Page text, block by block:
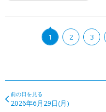
1 2 3
前の日を見る
2026年6月29日(月)